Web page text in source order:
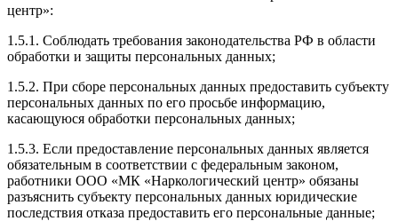
центр»:
1.5.1. Соблюдать требования законодательства РФ в области
обработки и защиты персональных данных;
1.5.2. При сборе персональных данных предоставить субъекту
персональных данных по его просьбе информацию,
касающуюся обработки персональных данных;
1.5.3. Если предоставление персональных данных является
обязательным в соответствии с федеральным законом,
работники ООО «МК «Наркологический центр» обязаны
разъяснить субъекту персональных данных юридические
последствия отказа предоставить его персональные данные;